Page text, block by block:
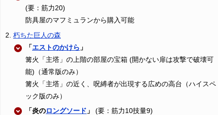
(要：筋力20)
防具屋のマフミュランから購入可能
朽ちた巨人の森
「エストのかけら 」
篝火「主塔」の上階の部屋の宝箱 (開かない扉は攻撃で破壊可
能)（通常版のみ）
篝火「主塔」の近く、呪縛者が出現する広めの高台（ハイスペ
ック版のみ）
「炎のロングソード 」
(要：筋力10技量9)